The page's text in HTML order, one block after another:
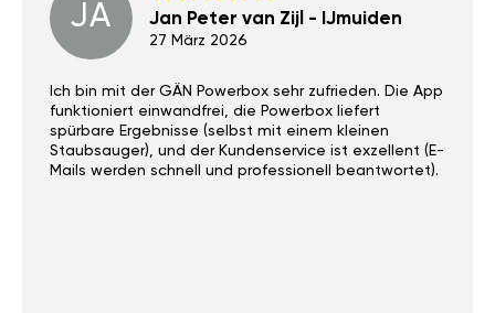
JA Jan Peter van Zijl - IJmuiden
27 März 2026
Ich bin mit der GÄN Powerbox sehr zufrieden. Die App
funktioniert einwandfrei, die Powerbox liefert
spürbare Ergebnisse (selbst mit einem kleinen
Staubsauger), und der Kundenservice ist exzellent (E-
Mails werden schnell und professionell beantwortet).